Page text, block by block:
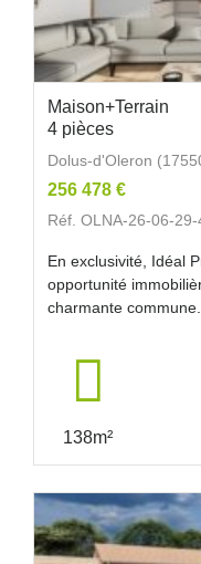
Maison+Terrain
4 pièces
Dolus-d'Oleron
256 478 €
Réf. OLNA-26-06-29-
En exclusivité, Idéal
opportunité
charmante commune...
138m²